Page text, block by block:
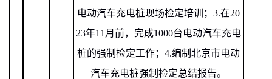
电动汽车充电桩现场检定培训；3.在20
23年11 月前，完成1000台电动汽车充电
桩的强制检定工作；4.编制北京市电动
汽车充电桩强制检定总结报告。